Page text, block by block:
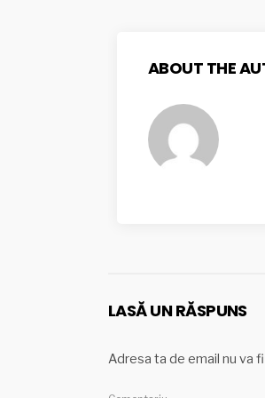
ABOUT THE
LASĂ UN RĂSPUNS
Adresa ta de email nu va